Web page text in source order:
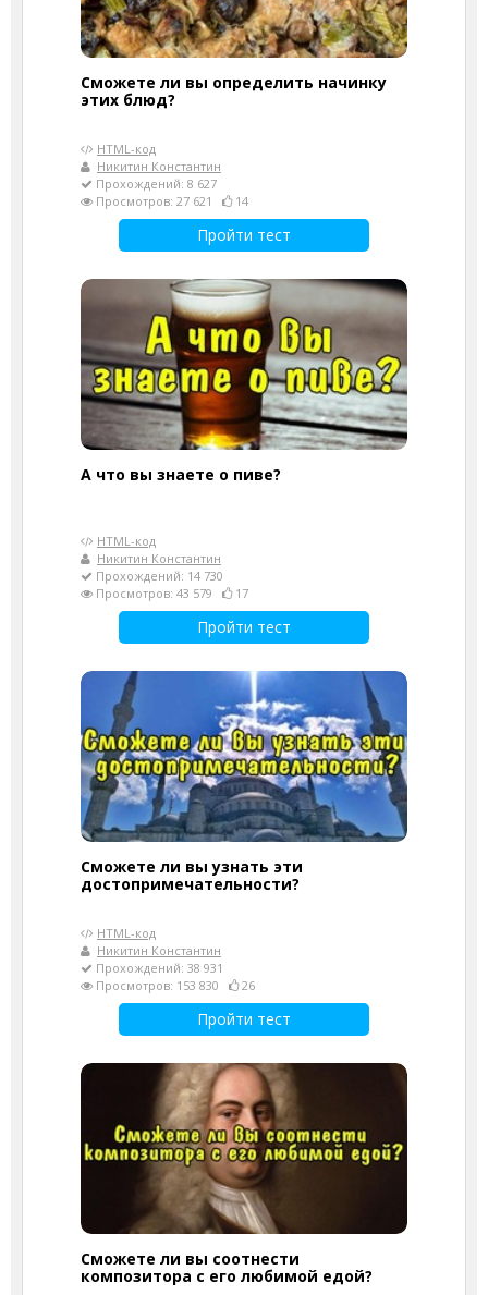
Сможете ли вы определить начинку
этих блюд?
HTML-код
Никитин Константин
Прохождений: 8 627
Просмотров: 27 621
14
Пройти тест
А что вы знаете о пиве?
HTML-код
Никитин Константин
Прохождений: 14 730
Просмотров: 43 579
17
Пройти тест
Сможете ли вы узнать эти
достопримечательности?
HTML-код
Никитин Константин
Прохождений: 38 931
Просмотров: 153 830
26
Пройти тест
Сможете ли вы соотнести
композитора с его любимой едой?